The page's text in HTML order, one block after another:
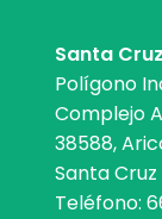
Santa
Polígono
Complejo
38588,
Santa
Teléfono: